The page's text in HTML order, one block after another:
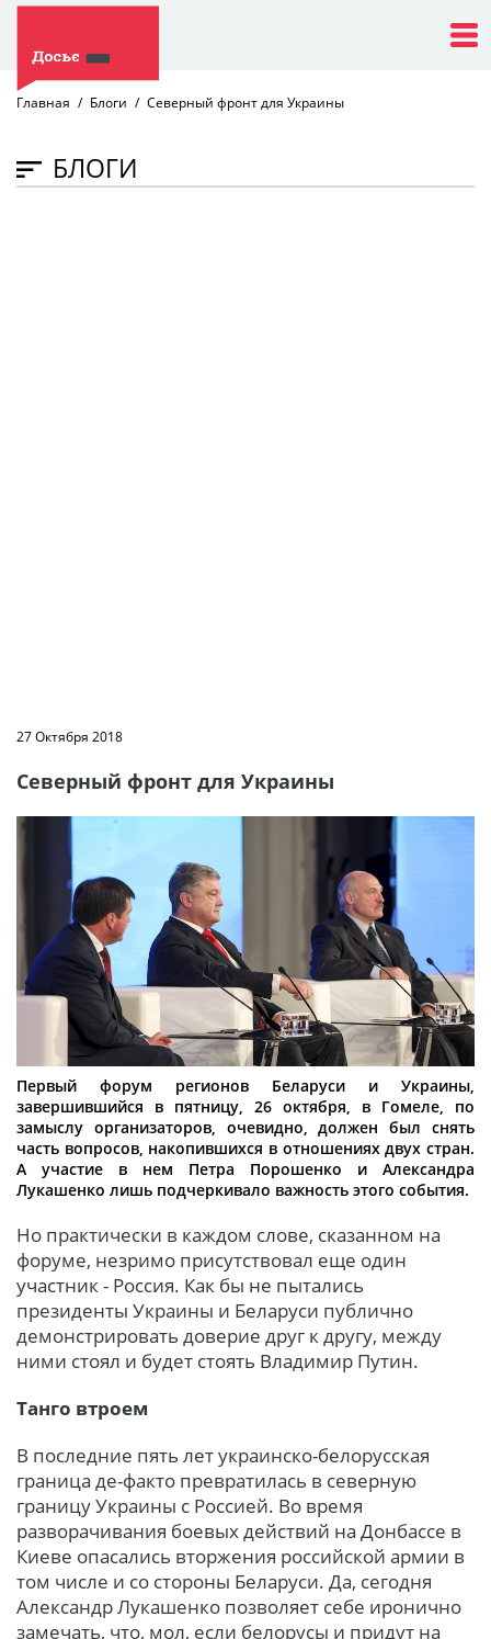
Главная Блоги Северный фронт для Украины
БЛОГИ
27 Октября 2018
Северный фронт для Украины
Первый форум регионов Беларуси и Украины,
завершившийся в пятницу, 26 октября, в Гомеле, по
замыслу организаторов, очевидно, должен был снять
часть вопросов, накопившихся в отношениях двух стран.
А участие в нем Петра Порошенко и Александра
Лукашенко лишь подчеркивало важность этого события.
Но практически в каждом слове, сказанном на
форуме, незримо присутствовал еще один
участник - Россия. Как бы не пытались
президенты Украины и Беларуси публично
демонстрировать доверие друг к другу, между
ними стоял и будет стоять Владимир Путин.
Танго втроем
В последние пять лет украинско-белорусская
граница де-факто превратилась в северную
границу Украины с Россией. Во время
разворачивания боевых действий на Донбассе в
Киеве опасались вторжения российской армии в
том числе и со стороны Беларуси. Да, сегодня
Александр Лукашенко позволяет себе иронично
замечать, что, мол, если белорусы и придут на